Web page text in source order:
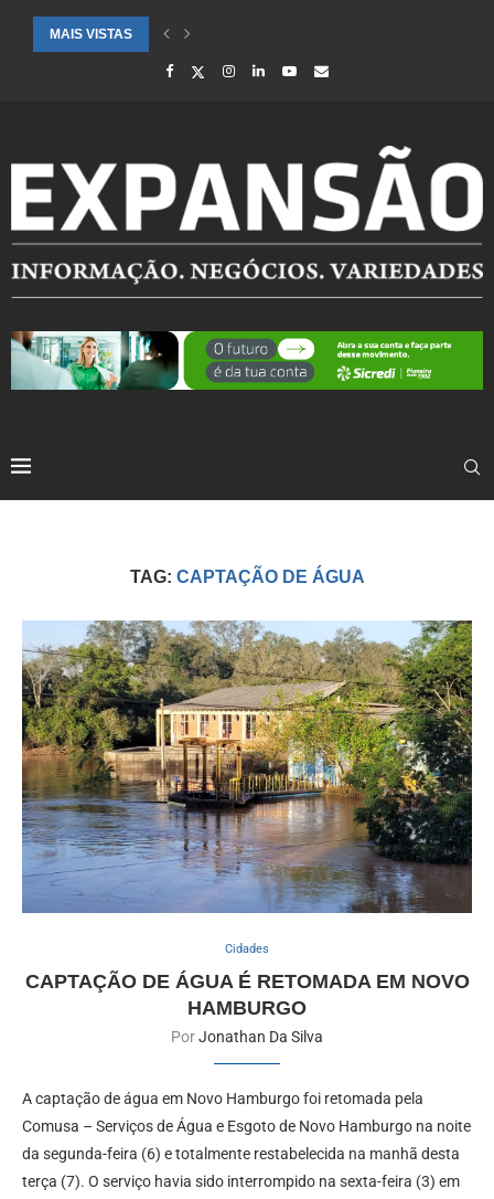
MAIS VISTAS
SAÚDE ALERTA PARA AUMENTO DE CASOS DE SÍNDROME GRIPAL
TAG: CAPTAÇÃO DE ÁGUA
Cidades
CAPTAÇÃO DE ÁGUA É RETOMADA EM NOVO
HAMBURGO
PorJonathan Da Silva
A captação de água em Novo Hamburgo foi retomada pela
Comusa – Serviços de Água e Esgoto de Novo Hamburgo na noite
da segunda-feira (6) e totalmente restabelecida na manhã desta
terça (7). O serviço havia sido interrompido na sexta-feira (3) em